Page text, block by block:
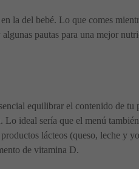
la del bebé. Lo que comes
pautas para una mejor
equilibrar el contenido de
ideal sería que el menú
lácteos (queso, leche y
de vitamina D.